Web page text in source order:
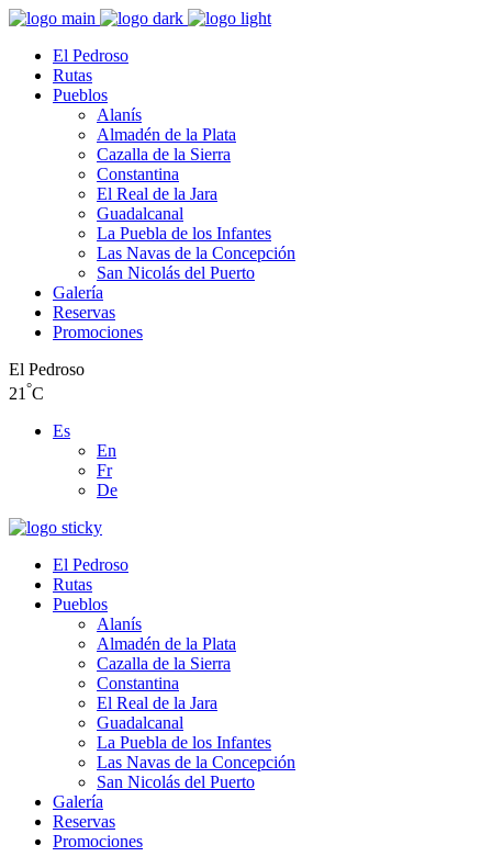
El Pedroso
Rutas
Pueblos
Alanís
Almadén de la Plata
Cazalla de la Sierra
Constantina
El Real de la Jara
Guadalcanal
La Puebla de los Infantes
Las Navas de la Concepción
San Nicolás del Puerto
Galería
Reservas
Promociones
El Pedroso
21 °C
Es
En
Fr
De
El Pedroso
Rutas
Pueblos
Alanís
Almadén de la Plata
Cazalla de la Sierra
Constantina
El Real de la Jara
Guadalcanal
La Puebla de los Infantes
Las Navas de la Concepción
San Nicolás del Puerto
Galería
Reservas
Promociones